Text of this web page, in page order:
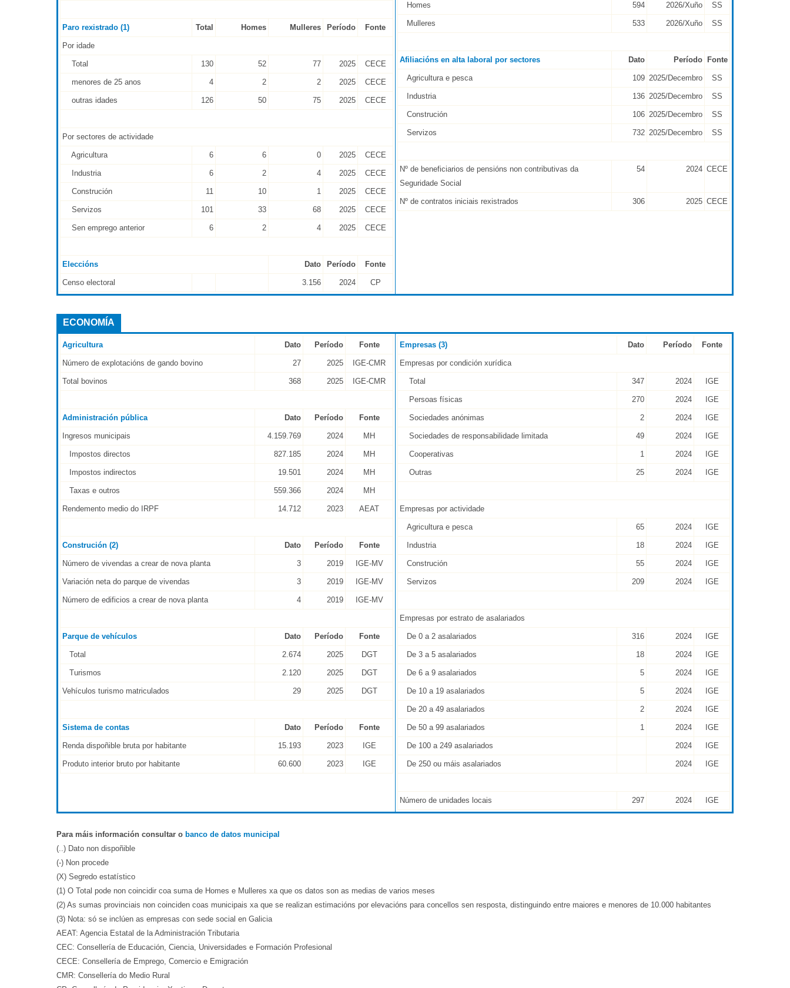
Paro rexistrado (1) Total Homes Mulleres Período Fonte
Por idade
Total 130 52 77 2025 CECE
menores de 25 anos 4 2 2 2025 CECE
outras idades 126 50 75 2025 CECE
Por sectores de actividade
Agricultura 6 6 0 2025 CECE
Industria 6 2 4 2025 CECE
Construción 11 10 1 2025 CECE
Servizos 101 33 68 2025 CECE
Sen emprego anterior 6 2 4 2025 CECE
Eleccións Dato Período Fonte
Censo electoral 3.156 2024 CP
Homes 594 2026/Xuño SS
Mulleres 533 2026/Xuño SS
Afiliacións en alta laboral por sectores Dato Período Fonte
Agricultura e pesca 109 2025/Decembro SS
Industria 136 2025/Decembro SS
Construción 106 2025/Decembro SS
Servizos 732 2025/Decembro SS
Nº de beneficiarios de pensións non contributivas da
Seguridade Social
54 2024 CECE
Nº de contratos iniciais rexistrados 306 2025 CECE
ECONOMÍA
Agricultura Dato Período Fonte
Número de explotacións de gando bovino 27 2025 IGE-CMR
Total bovinos 368 2025 IGE-CMR
Administración pública Dato Período Fonte
Ingresos municipais 4.159.769 2024 MH
Impostos directos 827.185 2024 MH
Impostos indirectos 19.501 2024 MH
Taxas e outros 559.366 2024 MH
Rendemento medio do IRPF 14.712 2023 AEAT
Construción (2) Dato Período Fonte
Número de vivendas a crear de nova planta 3 2019 IGE-MV
Variación neta do parque de vivendas 3 2019 IGE-MV
Número de edificios a crear de nova planta 4 2019 IGE-MV
Parque de vehículos Dato Período Fonte
Total 2.674 2025 DGT
Turismos 2.120 2025 DGT
Vehículos turismo matriculados 29 2025 DGT
Sistema de contas Dato Período Fonte
Renda dispoñible bruta por habitante 15.193 2023 IGE
Produto interior bruto por habitante 60.600 2023 IGE
Empresas (3) Dato Período Fonte
Empresas por condición xurídica
Total 347 2024 IGE
Persoas físicas 270 2024 IGE
Sociedades anónimas 2 2024 IGE
Sociedades de responsabilidade limitada 49 2024 IGE
Cooperativas 1 2024 IGE
Outras 25 2024 IGE
Empresas por actividade
Agricultura e pesca 65 2024 IGE
Industria 18 2024 IGE
Construción 55 2024 IGE
Servizos 209 2024 IGE
Empresas por estrato de asalariados
De 0 a 2 asalariados 316 2024 IGE
De 3 a 5 asalariados 18 2024 IGE
De 6 a 9 asalariados 5 2024 IGE
De 10 a 19 asalariados 5 2024 IGE
De 20 a 49 asalariados 2 2024 IGE
De 50 a 99 asalariados 1 2024 IGE
De 100 a 249 asalariados 2024 IGE
De 250 ou máis asalariados 2024 IGE
Número de unidades locais 297 2024 IGE
Para máis información consultar o banco de datos municipal
(..) Dato non dispoñible
(-) Non procede
(X) Segredo estatístico
(1) O Total pode non coincidir coa suma de Homes e Mulleres xa que os datos son as medias de varios meses
(2) As sumas provinciais non coinciden coas municipais xa que se realizan estimacións por elevacións para concellos sen resposta, distinguindo entre maiores e menores de 10.000 habitantes
(3) Nota: só se inclúen as empresas con sede social en Galicia
AEAT: Agencia Estatal de la Administración Tributaria
CEC: Consellería de Educación, Ciencia, Universidades e Formación Profesional
CECE: Consellería de Emprego, Comercio e Emigración
CMR: Consellería do Medio Rural